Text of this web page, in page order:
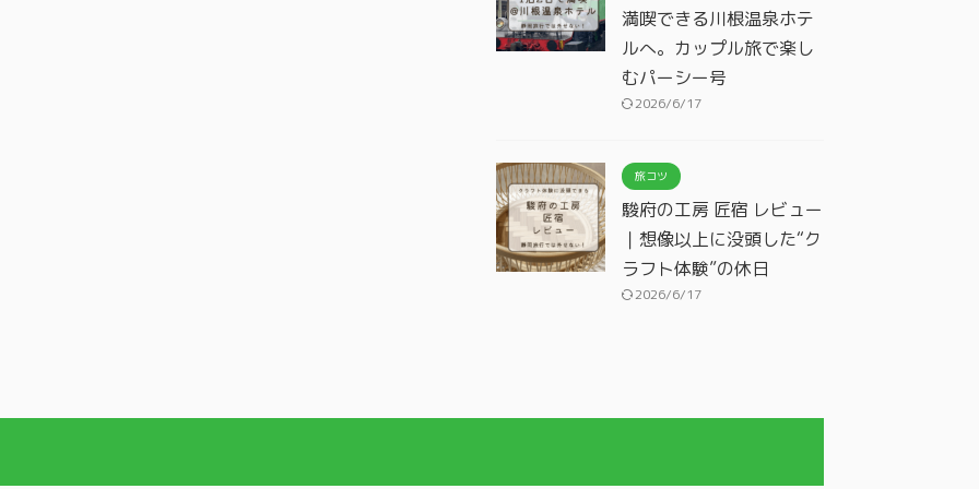
満喫できる川根温泉ホテ
ルへ。カップル旅で楽し
むパーシー号
2026/6/17
旅コツ
駿府の工房 匠宿 レビュー
｜想像以上に没頭した“ク
ラフト体験”の休日
2026/6/17